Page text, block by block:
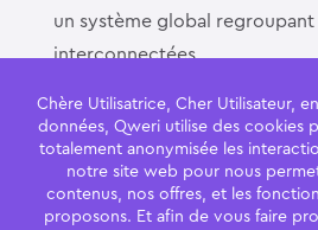
un système global
interconnectées.
Chère Utilisatrice, Cher Utilisateur,
données, Qweri utilise des cookies
totalement anonymisée les
notre site web pour nous
contenus, nos offres, et les
proposons. Et afin de vous faire